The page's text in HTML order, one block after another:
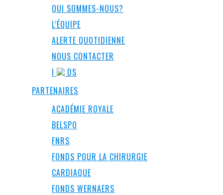
QUI SOMMES-NOUS?
L’ÉQUIPE
ALERTE QUOTIDIENNE
NOUS CONTACTER
I
DS
PARTENAIRES
ACADÉMIE ROYALE
BELSPO
FNRS
FONDS POUR LA CHIRURGIE
CARDIAQUE
FONDS WERNAERS